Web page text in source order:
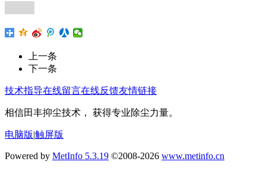
上一条
下一条
技术指导在线留言在线反馈友情链接
相信田丰抑尘技术， 获得专业除尘力量。
电脑版|触屏版
Powered by MetInfo 5.3.19 ©2008-2026 www.metinfo.cn